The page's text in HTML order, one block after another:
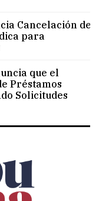
Cancelación de
para
que el
Préstamos
Solicitudes